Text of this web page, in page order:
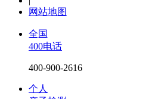
网站地图
全国
400电话
400-900-2616
个人